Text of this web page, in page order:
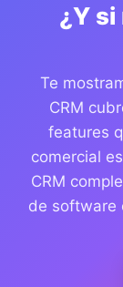
¿Y
Te
CRM
features
comercial
CRM
de software